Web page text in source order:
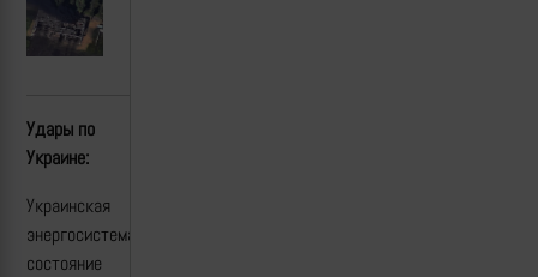
Удары по
Украине:
Украинская
энергосистема:
состояние